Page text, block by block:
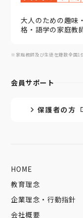
大人のための趣味
格・語学の家庭教
※家庭教師及び生徒在籍数全国1
会員サポート
保護者の方
HOME
教育理念
企業理念・行動指針
会社概要